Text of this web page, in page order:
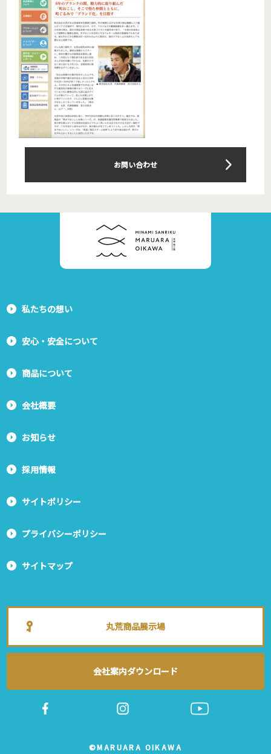
お問い合わせ
私たちの想い
安心・安全について
商品について
会社概要
お知らせ
採用情報
サイトポリシー
プライバシーポリシー
サイトマップ
丸荒商品展示場
会社案内ダウンロード
©MARUARA OIKAWA